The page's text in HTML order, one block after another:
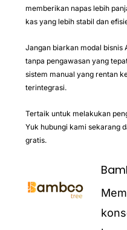
memberikan napas lebih
kas yang lebih stabil dan
Jangan biarkan modal bisnis
tanpa pengawasan yang
sistem manual yang rentan
terintegrasi.
Tertaik untuk melakukan
Yuk hubungi kami sekarang
gratis.